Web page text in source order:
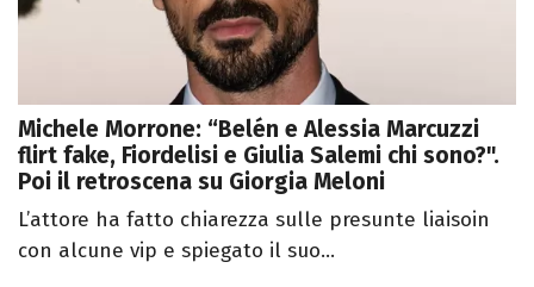
Michele Morrone: “Belén e Alessia Marcuzzi
flirt fake, Fiordelisi e Giulia Salemi chi sono?".
Poi il retroscena su Giorgia Meloni
L’attore ha fatto chiarezza sulle presunte liaisoin
con alcune vip e spiegato il suo...